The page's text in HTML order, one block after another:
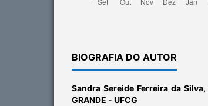
BIOGRAFIA DO AUTOR
Sandra Sereide Ferreira da Silva,
GRANDE - UFCG